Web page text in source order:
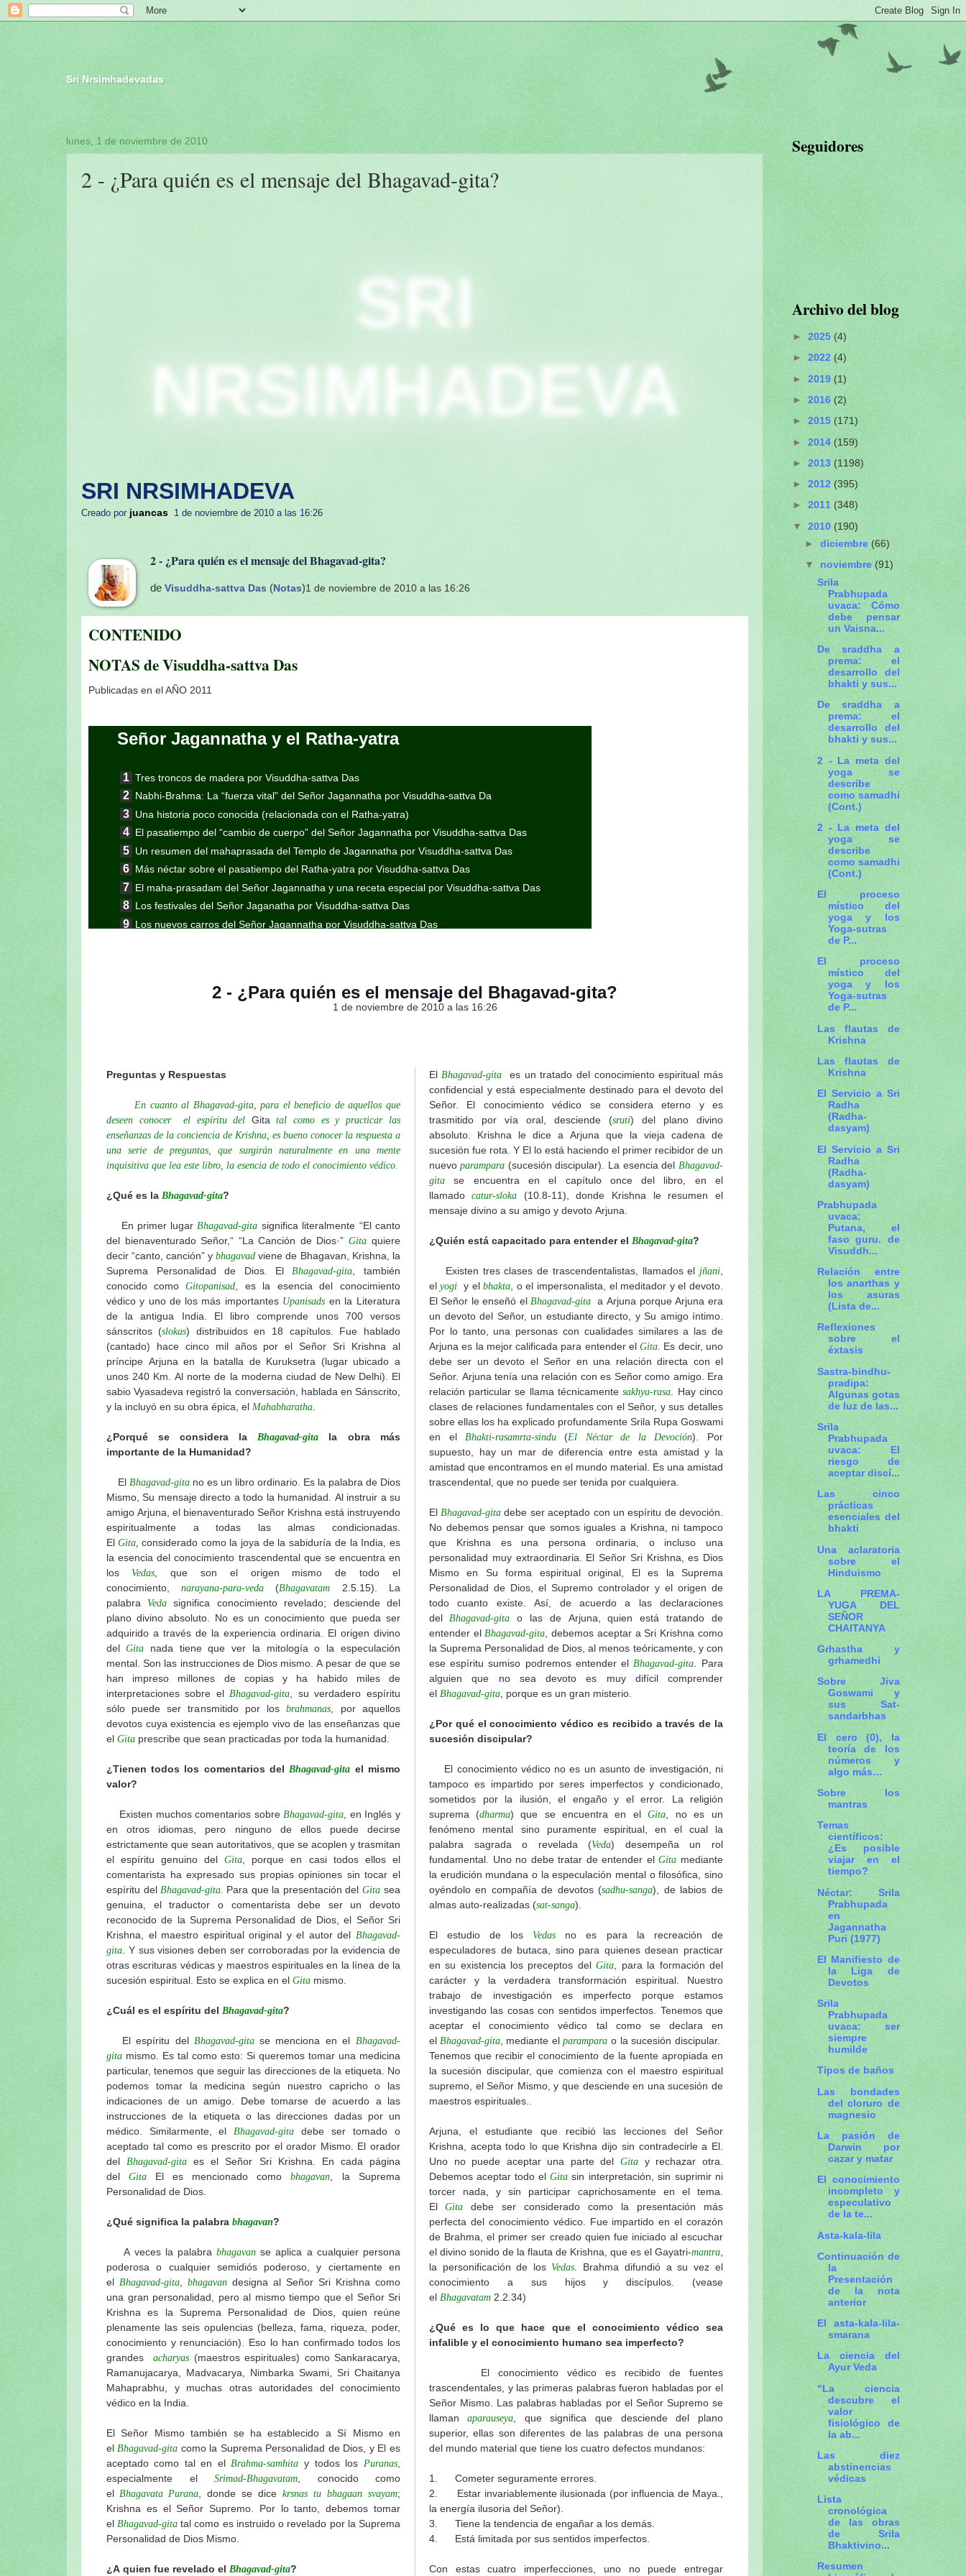
Sri Nrsimhadevadas
lunes, 1 de noviembre de 2010
2 - ¿Para quién es el mensaje del Bhagavad-gita?
SRI
NRSIMHADEVA
SRI NRSIMHADEVA
Creado por juancas 1 de noviembre de 2010 a las 16:26
2 - ¿Para quién es el mensaje del Bhagavad-gita?
de Visuddha-sattva Das (Notas)1 de noviembre de 2010 a las 16:26
CONTENIDO
NOTAS de Visuddha-sattva Das
Publicadas en el AÑO 2011
Señor Jagannatha y el Ratha-yatra
Tres troncos de madera por Visuddha-sattva Das
Nabhi-Brahma: La “fuerza vital” del Señor Jagannatha por Visuddha-sattva Da
Una historia poco conocida (relacionada con el Ratha-yatra)
El pasatiempo del “cambio de cuerpo” del Señor Jagannatha por Visuddha-sattva Das
Un resumen del mahaprasada del Templo de Jagannatha por Visuddha-sattva Das
Más néctar sobre el pasatiempo del Ratha-yatra por Visuddha-sattva Das
El maha-prasadam del Señor Jagannatha y una receta especial por Visuddha-sattva Das
Los festivales del Señor Jaganatha por Visuddha-sattva Das
Los nuevos carros del Señor Jagannatha por Visuddha-sattva Das
Continuación de la nota anterior: “El encuentro en Kuruksetra tras una larga separación: el origen
Continuación de la nota anterior "En el camino a Sri Vrindavan-dham" de Visuddha-sattva Das
Sripad Aindra Prabhu tirobhava-tithi 2011 de Visuddha-sattva Das
Sri Lalitastakam de Visuddha-sattva Das
El peligro de ir a Vrindavana de Visuddha-sattva Das
Continuación: Sobre Lalita-sakhi de Visuddha-sattva Das
Los pujaris del Señor Jagannatha de Visuddha-sattva Das
Los rituales diarios del Señor Jagannatha de Visuddha-sattva Das
Tres troncos de madera de Visuddha-sattva Das
Sri Ksetra-dhama de Visuddha-sattva Das
El amoroso pasatiempo del Señor Jagannatha de Visuddha-sattva Das
El templo del Señor Jagannatha y el Gaura-lila en Puri-ksetra de Visuddha-sattva Das
El pasatiempo del “cambio de cuerpo” del Señor Jagannatha de Visuddha-sattva Das
Nabhi-Brahma: La “fuerza vital” del Señor Jagannatha de Visuddha-sattva Das
Los pasatiempos de Sri Gauranga en el Ratha-yatra de Visuddha-sattva Das
Ratha-yatra-guhyam-rahasya: El significado esotérico del Ratha-yatra de Visuddha-sattva Das
Continuación: Los nuevos carros del Señor Jagannatha de Visuddha-sattva Das
El festival del Ratha-yatra y el Jagannatha-lila de Visuddha-sattva Das
Las gentiles y sabias palabras del actual rey de Puri de Visuddha-sattva Das
Los pujaris del Señor Jagannatha y el origen del Ratha-yatra de Visuddha-sattva Das
El maha-prasadam del Señor Jagannatha y una receta especial de Visuddha-sattva Das
La especialidad del baile de Sriman Mahaprabhu en el Ratha-yatra de Visuddha-sattva Das
El amoroso pasatiempo del Señor Jagannatha de Visuddha-sattva Das
Sri Sri Jagannatha-deva-stavah, por Sri Sanatana Goswami
Visuddha-sattva Das - INDICE de NOTAS VAISHNAVAS
2 - ¿Para quién es el mensaje del Bhagavad-gita?
1 de noviembre de 2010 a las 16:26
Preguntas y Respuestas
En cuanto al Bhagavad-gita, para el beneficio de aquellos que
deseen conocer el espíritu del Gita tal como es y practicar las
enseñanzas de la conciencia de Krishna, es bueno conocer la respuesta a
una serie de preguntas, que surgirán naturalmente en una mente
inquisitiva que lea este libro, la esencia de todo el conocimiento védico.
¿Qué es la Bhagavad-gita?
En primer lugar Bhagavad-gita significa literalmente “El canto
del bienaventurado Señor,“ “La Canción de Dios·” Gita quiere
decir “canto, canción” y bhagavad viene de Bhagavan, Krishna, la
Suprema Personalidad de Dios. El Bhagavad-gita, también
conocido como Gitopanisad, es la esencia del conocimiento
védico y uno de los más importantes Upanisads en la Literatura
de la antigua India. El libro comprende unos 700 versos
sánscritos (slokas) distribuidos en 18 capítulos. Fue hablado
(cantado) hace cinco mil años por el Señor Sri Krishna al
príncipe Arjuna en la batalla de Kuruksetra (lugar ubicado a
unos 240 Km. Al norte de la moderna ciudad de New Delhi). El
sabio Vyasadeva registró la conversación, hablada en Sánscrito,
y la incluyó en su obra épica, el Mahabharatha.
¿Porqué se considera la Bhagavad-gita la obra más
importante de la Humanidad?
El Bhagavad-gita no es un libro ordinario. Es la palabra de Dios
Mismo, Su mensaje directo a todo la humanidad. Al instruir a su
amigo Arjuna, el bienaventurado Señor Krishna está instruyendo
espiritualmente a todas las almas condicionadas.
El Gita, considerado como la joya de la sabiduría de la India, es
la esencia del conocimiento trascendental que se encuentra en
los Vedas, que son el origen mismo de todo el
conocimiento, narayana-para-veda (Bhagavatam 2.5.15). La
palabra Veda significa conocimiento revelado; desciende del
plano divino absoluto. No es un conocimiento que pueda ser
adquirido a través de la experiencia ordinaria. El origen divino
del Gita nada tiene que ver la mitología o la especulación
mental. Son las instrucciones de Dios mismo. A pesar de que se
han impreso millones de copias y ha habido miles de
interpretaciones sobre el Bhagavad-gita, su verdadero espíritu
sólo puede ser transmitido por los brahmanas, por aquellos
devotos cuya existencia es ejemplo vivo de las enseñanzas que
el Gita prescribe que sean practicadas por toda la humanidad.
¿Tienen todos los comentarios del Bhagavad-gita el mismo
valor?
Existen muchos comentarios sobre Bhagavad-gita, en Inglés y
en otros idiomas, pero ninguno de ellos puede decirse
estrictamente que sean autoritativos, que se acoplen y trasmitan
el espíritu genuino del Gita, porque en casi todos ellos el
comentarista ha expresado sus propias opiniones sin tocar el
espíritu del Bhagavad-gita. Para que la presentación del Gita sea
genuina, el traductor o comentarista debe ser un devoto
reconocido de la Suprema Personalidad de Dios, el Señor Sri
Krishna, el maestro espiritual original y el autor del Bhagavad-
gita. Y sus visiones deben ser corroboradas por la evidencia de
otras escrituras védicas y maestros espirituales en la línea de la
sucesión espiritual. Esto se explica en el Gita mismo.
¿Cuál es el espíritu del Bhagavad-gita?
El espíritu del Bhagavad-gita se menciona en el Bhagavad-
gita mismo. Es tal como esto: Si queremos tomar una medicina
particular, tenemos que seguir las direcciones de la etiqueta. No
podemos tomar la medicina según nuestro capricho o las
indicaciones de un amigo. Debe tomarse de acuerdo a las
instrucciones de la etiqueta o las direcciones dadas por un
médico. Similarmente, el Bhagavad-gita debe ser tomado o
aceptado tal como es prescrito por el orador Mismo. El orador
del Bhagavad-gita es el Señor Sri Krishna. En cada página
del Gita El es mencionado como bhagavan, la Suprema
Personalidad de Dios.
¿Qué significa la palabra bhagavan?
A veces la palabra bhagavan se aplica a cualquier persona
poderosa o cualquier semidiós poderoso, y ciertamente en
el Bhagavad-gita, bhagavan designa al Señor Sri Krishna como
una gran personalidad, pero al mismo tiempo que el Señor Sri
Krishna es la Suprema Personalidad de Dios, quien reúne
plenamente las seis opulencias (belleza, fama, riqueza, poder,
conocimiento y renunciación). Eso lo han confirmado todos los
grandes acharyas (maestros espirituales) como Sankaracarya,
Ramanujacarya, Madvacarya, Nimbarka Swami, Sri Chaitanya
Mahaprabhu, y muchas otras autoridades del conocimiento
védico en la India.
El Señor Mismo también se ha establecido a Sí Mismo en
el Bhagavad-gita como la Suprema Personalidad de Dios, y El es
aceptado como tal en el Brahma-samhita y todos los Puranas,
especialmente el Srimad-Bhagavatam, conocido como
el Bhagavata Purana, donde se dice krsnas tu bhagaan svayam;
Krishna es el Señor Supremo. Por lo tanto, debemos tomar
el Bhagavad-gita tal como es instruido o revelado por la Suprema
Personalidad de Dios Mismo.
¿A quien fue revelado el Bhagavad-gita?
El Bhagavad-gita es un tratado del conocimiento espiritual más
confidencial y está especialmente destinado para el devoto del
Señor. El conocimiento védico se considera eterno y es
trasmitido por vía oral, desciende (sruti) del plano divino
absoluto. Krishna le dice a Arjuna que la vieja cadena de
sucesión fue rota. Y El lo está haciendo el primer recibidor de un
nuevo parampara (sucesión discipular). La esencia del Bhagavad-
gita se encuentra en el capítulo once del libro, en el
llamado catur-sloka (10.8-11), donde Krishna le resumen el
mensaje divino a su amigo y devoto Arjuna.
¿Quién está capacitado para entender el Bhagavad-gita?
Existen tres clases de trascendentalistas, llamados el jñani,
el yogi y el bhakta, o el impersonalista, el meditador y el devoto.
El Señor le enseñó el Bhagavad-gita a Arjuna porque Arjuna era
un devoto del Señor, un estudiante directo, y Su amigo íntimo.
Por lo tanto, una personas con cualidades similares a las de
Arjuna es la mejor calificada para entender el Gita. Es decir, uno
debe ser un devoto el Señor en una relación directa con el
Señor. Arjuna tenía una relación con es Señor como amigo. Era
relación particular se llama técnicamente sakhya-rasa. Hay cinco
clases de relaciones fundamentales con el Señor, y sus detalles
sobre ellas los ha explicado profundamente Srila Rupa Goswami
en el Bhakti-rasamrta-sindu (El Néctar de la Devoción). Por
supuesto, hay un mar de diferencia entre esta amistad y la
amistad que encontramos en el mundo material. Es una amistad
trascendental, que no puede ser tenida por cualquiera.
El Bhagavad-gita debe ser aceptado con un espíritu de devoción.
No debemos pensar que somos iguales a Krishna, ni tampoco
que Krishna es una persona ordinaria, o incluso una
personalidad muy extraordinaria. El Señor Sri Krishna, es Dios
Mismo en Su forma espiritual original, El es la Suprema
Personalidad de Dios, el Supremo controlador y el origen de
todo cuanto existe. Así, de acuerdo a las declaraciones
del Bhagavad-gita o las de Arjuna, quien está tratando de
entender el Bhagavad-gita, debemos aceptar a Sri Krishna como
la Suprema Personalidad de Dios, al menos teóricamente, y con
ese espíritu sumiso podremos entender el Bhagavad-gita. Para
alguien que no sea devoto es muy difícil comprender
el Bhagavad-gita, porque es un gran misterio.
¿Por qué el conocimiento védico es recibido a través de la
sucesión discipular?
El conocimiento védico no es un asunto de investigación, ni
tampoco es impartido por seres imperfectos y condicionado,
sometidos por la ilusión, el engaño y el error. La religión
suprema (dharma) que se encuentra en el Gita, no es un
fenómeno mental sino puramente espiritual, en el cual la
palabra sagrada o revelada (Veda) desempeña un rol
fundamental. Uno no debe tratar de entender el Gita mediante
la erudición mundana o la especulación mental o filosófica, sino
oyéndolo en compañía de devotos (sadhu-sanga), de labios de
almas auto-realizadas (sat-sanga).
El estudio de los Vedas no es para la recreación de
especuladores de butaca, sino para quienes desean practicar
en su existencia los preceptos del Gita, para la formación del
carácter y la verdadera transformación espiritual. Nuestro
trabajo de investigación es imperfecto porque estamos
investigando las cosas con sentidos imperfectos. Tenemos que
aceptar el conocimiento védico tal como se declara en
el Bhagavad-gita, mediante el parampara o la sucesión discipular.
Tenemos que recibir el conocimiento de la fuente apropiada en
la sucesión discipular, que comienza con el maestro espiritual
supremo, el Señor Mismo, y que desciende en una sucesión de
maestros espirituales..
Arjuna, el estudiante que recibió las lecciones del Señor
Krishna, acepta todo lo que Krishna dijo sin contradecirle a El.
Uno no puede aceptar una parte del Gita y rechazar otra.
Debemos aceptar todo el Gita sin interpretación, sin suprimir ni
torcer nada, y sin participar caprichosamente en el tema.
El Gita debe ser considerado como la presentación más
perfecta del conocimiento védico. Fue impartido en el corazón
de Brahma, el primer ser creado quien fue iniciado al escuchar
el divino sonido de la flauta de Krishna, que es el Gayatri-mantra,
la personificación de los Vedas. Brahma difundió a su vez el
conocimiento a sus hijos y discípulos. (vease
el Bhagavatam 2.2.34)
¿Qué es lo que hace que el conocimiento védico sea
infalible y el conocimiento humano sea imperfecto?
El conocimiento védico es recibido de fuentes
trascendentales, y las primeras palabras fueron habladas por el
Señor Mismo. Las palabras habladas por el Señor Supremo se
llaman aparauseya, que significa que desciende del plano
superior, ellas son diferentes de las palabras de una persona
del mundo material que tiene los cuatro defectos mundanos:
1. Cometer seguramente errores.
2. Estar invariablemente ilusionada (por influencia de Maya.,
la energía ilusoria del Señor).
3. Tiene la tendencia de engañar a los demás.
4. Está limitada por sus sentidos imperfectos.
Con estas cuatro imperfecciones, uno no puede entregar
Seguidores
Archivo del blog
► 2025 (4)
► 2022 (4)
► 2019 (1)
► 2016 (2)
► 2015 (171)
► 2014 (159)
► 2013 (1198)
► 2012 (395)
► 2011 (348)
▼ 2010 (190)
► diciembre (66)
▼ noviembre (91)
Srila
Prabhupada
uvaca: Cómo
debe pensar
un Vaisna...
De sraddha a
prema: el
desarrollo del
bhakti y sus...
De sraddha a
prema: el
desarrollo del
bhakti y sus...
2 - La meta del
yoga se
describe
como samadhi
(Cont.)
2 - La meta del
yoga se
describe
como samadhi
(Cont.)
El proceso
místico del
yoga y los
Yoga-sutras
de P...
El proceso
místico del
yoga y los
Yoga-sutras
de P...
Las flautas de
Krishna
Las flautas de
Krishna
El Servicio a Sri
Radha
(Radha-
dasyam)
El Servicio a Sri
Radha
(Radha-
dasyam)
Prabhupada
uvaca:
Putana, el
faso guru. de
Visuddh...
Relación entre
los anarthas y
los asuras
(Lista de...
Reflexiones
sobre el
éxtasis
Sastra-bindhu-
pradipa:
Algunas gotas
de luz de las...
Srila
Prabhupada
uvaca: El
riesgo de
aceptar discí...
Las cinco
prácticas
esenciales del
bhakti
Una aclaratoria
sobre el
Hinduismo
LA PREMA-
YUGA DEL
SEÑOR
CHAITANYA
Grhastha y
grhamedhi
Sobre Jiva
Goswami y
sus Sat-
sandarbhas
El cero (0), la
teoría de los
números y
algo más…
Sobre los
mantras
Temas
científicos:
¿Es posible
viajar en el
tiempo?
Néctar: Srila
Prabhupada
en
Jagannatha
Puri (1977)
El Manifiesto de
la Liga de
Devotos
Srila
Prabhupada
uvaca: ser
siempre
humilde
Tipos de baños
Las bondades
del cloruro de
magnesio
La pasión de
Darwin por
cazar y matar
El conocimiento
incompleto y
especulativo
de la te...
Asta-kala-lila
Continuación de
la
Presentación
de la nota
anterior
El asta-kala-lila-
smarana
La ciencia del
Ayur Veda
“La ciencia
descubre el
valor
fisiológico de
la ab...
Las diez
abstinencias
védicas
Lista
cronológica
de las obras
de Srila
Bhaktivino...
Resumen